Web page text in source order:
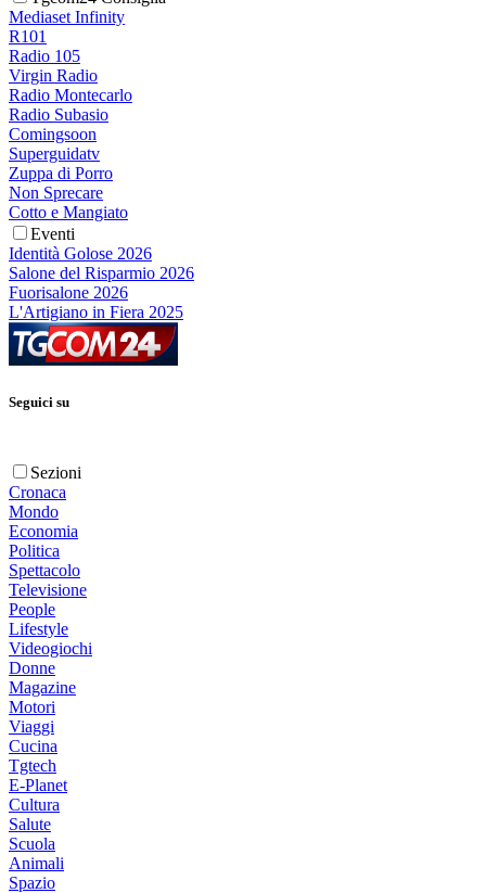
Mediaset Infinity
R101
Radio 105
Virgin Radio
Radio Montecarlo
Radio Subasio
Comingsoon
Superguidatv
Zuppa di Porro
Non Sprecare
Cotto e Mangiato
Eventi
Identità Golose 2026
Salone del Risparmio 2026
Fuorisalone 2026
L'Artigiano in Fiera 2025
Seguici su
Sezioni
Cronaca
Mondo
Economia
Politica
Spettacolo
Televisione
People
Lifestyle
Videogiochi
Donne
Magazine
Motori
Viaggi
Cucina
Tgtech
E-Planet
Cultura
Salute
Scuola
Animali
Spazio